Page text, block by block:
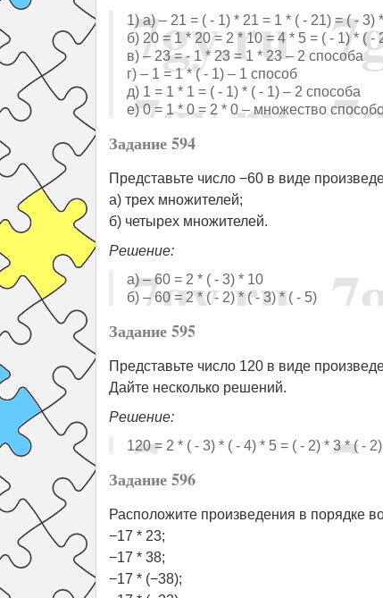
1) а) – 21 = ( - 1) * 21 = 1 * ( - 21) = ( - 3)
б) 20 = 1 * 20 = 2 * 10 = 4 * 5 = ( - 1) * (
в) – 23 = - 1 * 23 = 1 * 23 – 2 способа
г) – 1 = 1 * ( - 1) – 1 способ
д) 1 = 1 * 1 = ( - 1) * ( - 1) – 2 способа
е) 0 = 1 * 0 = 2 * 0 – множество
Задание 594
Представьте число −60 в виде
а) трех множителей;
б) четырех множителей.
Решение:
а) – 60 = 2 * ( - 3) * 10
б) – 60 = 2 * ( - 2) * ( - 3) * ( - 5)
Задание 595
Представьте число 120 в виде
Дайте несколько решений.
Решение:
120 = 2 * ( - 3) * ( - 4) * 5 = ( - 2) * 3 * ( -
Задание 596
Расположите произведения в порядке
−17 * 23;
−17 * 38;
−17 * (−38);